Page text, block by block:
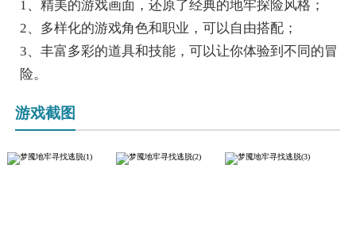
1、精美的游戏画面，还原了经典的地牢探险风格；
2、多样化的游戏角色和职业，可以自由搭配；
3、丰富多彩的道具和技能，可以让你体验到不同的冒
险。
游戏截图